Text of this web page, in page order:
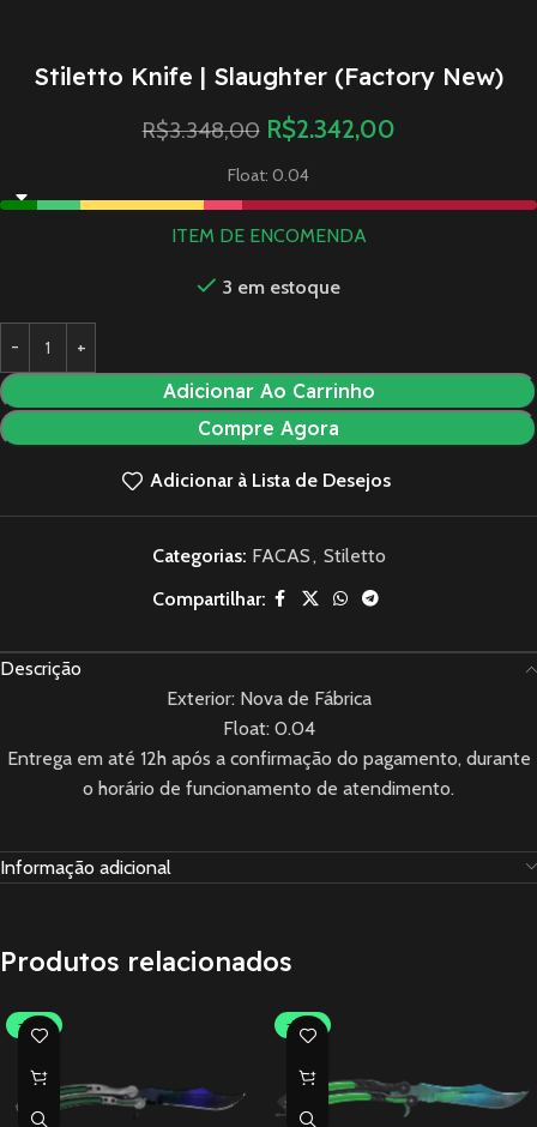
Stiletto Knife | Slaughter (Factory New)
R$3.348,00 R$2.342,00
Float: 0.04
ITEM DE ENCOMENDA
3 em estoque
Adicionar Ao Carrinho
Compre Agora
Adicionar à Lista de Desejos
Categorias: FACAS, Stiletto
Compartilhar:
Descrição
Exterior: Nova de Fábrica
Float: 0.04
Entrega em até 12h após a confirmação do pagamento, durante
o horário de funcionamento de atendimento.
Informação adicional
Produtos relacionados
-30% -30%